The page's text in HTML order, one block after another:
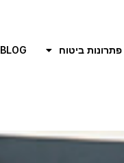
פתרונות ביטוח BLOG